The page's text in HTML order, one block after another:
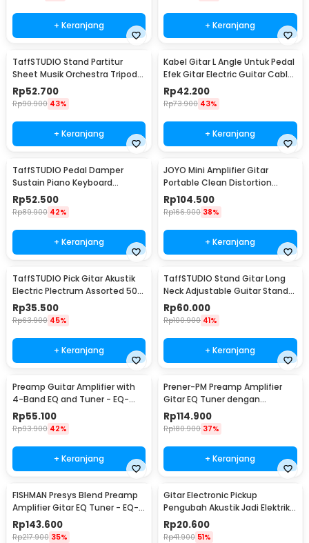
+ Keranjang + Keranjang
TaffSTUDIO Stand Partitur
Sheet Musik Orchestra Tripod
Foldable 1.2m - F-01HC
Rp52.700
Rp90.900 43%
+ Keranjang
Kabel Gitar L Angle Untuk Pedal
Efek Gitar Electric Guitar Cable
6 PCS - XGQ-X-6
Rp42.200
Rp73.900 43%
+ Keranjang
TaffSTUDIO Pedal Damper
Sustain Piano Keyboard
Universal Jack 6.35 mm - WTB-
005
Rp52.500
Rp89.900 42%
+ Keranjang
JOYO Mini Amplifier Gitar
Portable Clean Distortion
Headphone Amp 2W - JA-01
Rp104.500
Rp166.900 38%
+ Keranjang
TaffSTUDIO Pick Gitar Akustik
Electric Plectrum Assorted 50
PCS - A011A
Rp35.500
Rp63.900 45%
+ Keranjang
TaffSTUDIO Stand Gitar Long
Neck Adjustable Guitar Stand
Steel - HK00433
Rp60.000
Rp100.900 41%
+ Keranjang
Preamp Guitar Amplifier with
4-Band EQ and Tuner - EQ-
7545R
Rp55.100
Rp93.900 42%
+ Keranjang
Prener-PM Preamp Amplifier
Gitar EQ Tuner dengan
Microphone - LC-5
Rp114.900
Rp180.900 37%
+ Keranjang
FISHMAN Presys Blend Preamp
Amplifier Gitar EQ Tuner - EQ-
301
Rp143.600
Rp217.900 35%
Gitar Electronic Pickup
Pengubah Akustik Jadi Elektrik -
ST-20
Rp20.600
Rp41.900 51%